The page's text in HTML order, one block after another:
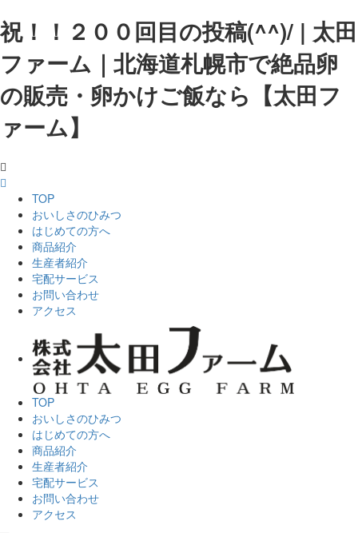
祝！！２００回目の投稿(^^)/ | 太田
ファーム｜北海道札幌市で絶品卵
の販売・卵かけご飯なら【太田フ
ァーム】
TOP
おいしさのひみつ
はじめての方へ
商品紹介
生産者紹介
宅配サービス
お問い合わせ
アクセス
TOP
おいしさのひみつ
はじめての方へ
商品紹介
生産者紹介
宅配サービス
お問い合わせ
アクセス